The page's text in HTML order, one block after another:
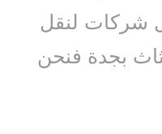
شركات لنقل
بجدة فنحن